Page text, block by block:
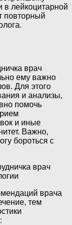
в лейкоцитарной
повторный
врач
ему важно
Для этого
и анализы,
помочь
и иные
Важно,
бороться с
врач
врача
тем